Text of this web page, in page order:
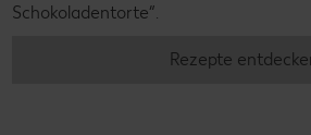
Schokoladentorte“.
Rezepte